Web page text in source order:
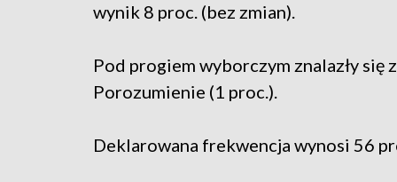
wynik 8 proc. (bez zmian).
Pod progiem wyborczym znalazły się
Porozumienie (1 proc.).
Deklarowana frekwencja wynosi 56